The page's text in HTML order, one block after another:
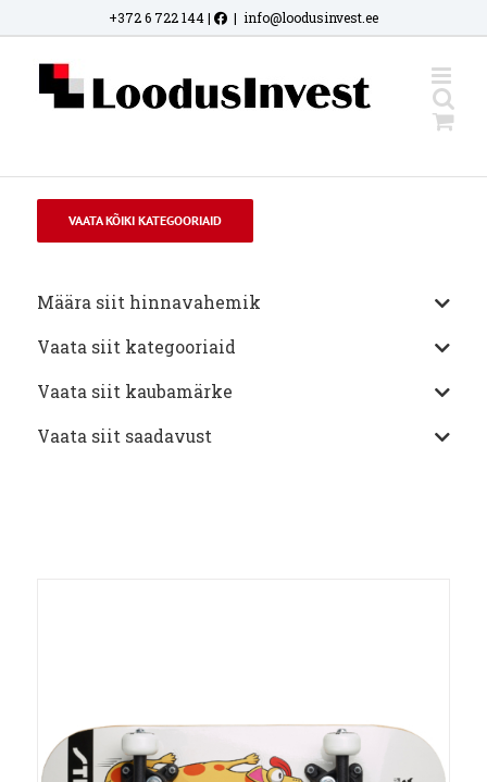
to
content
+372 6 722 144| | info@loodusinvest.ee
VAATA KÕIKI KATEGOORIAID
Määra siit hinnavahemik
Vaata siit kategooriaid
Vaata siit kaubamärke
Vaata siit saadavust